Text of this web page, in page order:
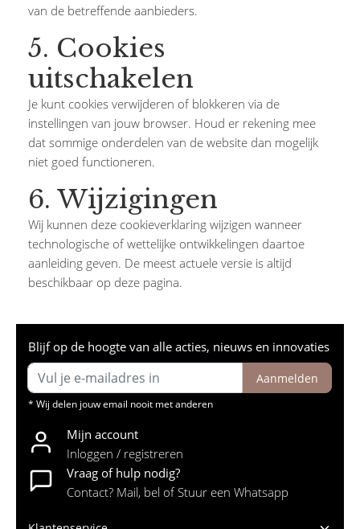
van de betreffende aanbieders.
5. Cookies
uitschakelen
Je kunt cookies verwijderen of blokkeren via de
instellingen van jouw browser. Houd er rekening mee
dat sommige onderdelen van de website dan mogelijk
niet goed functioneren.
6. Wijzigingen
Wij kunnen deze cookieverklaring wijzigen wanneer
technologische of wettelijke ontwikkelingen daartoe
aanleiding geven. De meest actuele versie is altijd
beschikbaar op deze pagina.
Blijf op de hoogte van alle acties, nieuws en innovaties
Aanmelden
* Wij delen jouw email nooit met anderen
Mijn account
Inloggen / registreren
Vraag of hulp nodig?
Contact? Mail, bel of Stuur een Whatsapp